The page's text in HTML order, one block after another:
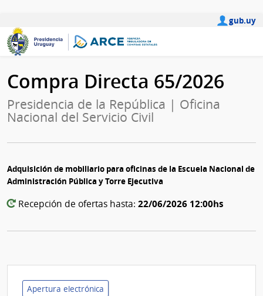
gub.uy
Compra Directa 65/2026
Presidencia de la República | Oficina
Nacional del Servicio Civil
Adquisición de mobiliario para oficinas de la Escuela Nacional de
Administración Pública y Torre Ejecutiva
Recepción de ofertas hasta: 22/06/2026 12:00hs
Apertura electrónica